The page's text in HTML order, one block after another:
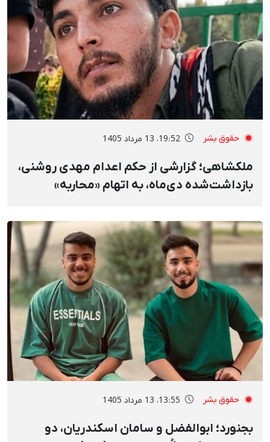
حقوق بشر 19:52، 13 مرداد 1405
ملکشاهی؛ گزارشی از حکم اعدام مهدی روشنی،
بازداشت‌شده دی‌ماه، به اتهام «محاربه»
حقوق بشر 13:55، 13 مرداد 1405
بجنورد؛ ابوالفضل و سامان اسکندریان، دو